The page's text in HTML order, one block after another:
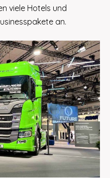
viele Hotels und
an.